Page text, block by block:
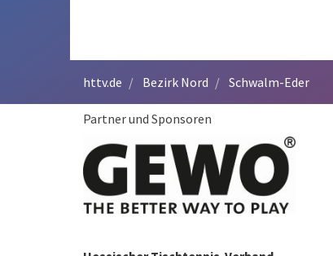
httv.de Bezirk Nord Schwalm-Eder
Partner und Sponsoren